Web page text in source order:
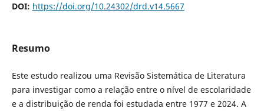
DOI: https://doi.org/10.24302/drd.v14.5667
Resumo
Este estudo realizou uma Revisão Sistemática de Literatura
para investigar como a relação entre o nível de escolaridade
e a distribuição de renda foi estudada entre 1977 e 2024. A